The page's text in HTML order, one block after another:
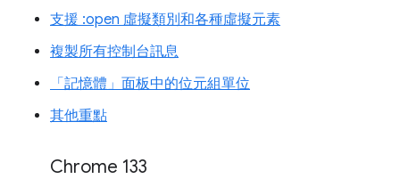
支援 :open 虛擬類別和各種虛擬元素
複製所有控制台訊息
「記憶體」面板中的位元組單位
其他重點
Chrome 133